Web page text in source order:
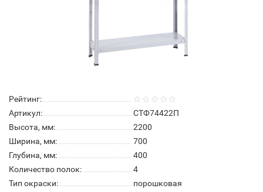
Рейтинг:
Артикул:
СТФ74422П
Высота, мм:
2200
Ширина, мм:
700
Глубина, мм:
400
Количество полок:
4
Тип окраски:
порошковая